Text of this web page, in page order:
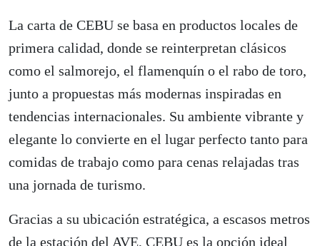
La carta de CEBU se basa en productos locales de
primera calidad, donde se reinterpretan clásicos
como el salmorejo, el flamenquín o el rabo de toro,
junto a propuestas más modernas inspiradas en
tendencias internacionales. Su ambiente vibrante y
elegante lo convierte en el lugar perfecto tanto para
comidas de trabajo como para cenas relajadas tras
una jornada de turismo.
Gracias a su ubicación estratégica, a escasos metros
de la estación del AVE, CEBU es la opción ideal